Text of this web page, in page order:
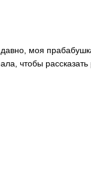
моя
чтобы